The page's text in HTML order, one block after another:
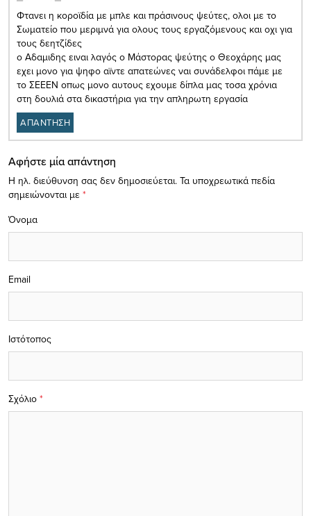
Φτανει η κοροϊδία με μπλε και πράσινους ψεύτες, ολοι με το
Σωματείο που μεριμνά για ολους τους εργαζόμενους και οχι για
τους δεητζίδες
ο Αδαμιδης ειναι λαγός ο Μάστορας ψεύτης ο Θεοχάρης μας
εχει μονο για ψηφο αϊντε απατεώνες ναι συνάδελφοι πάμε με
το ΣΕΕΕΝ οπως μονο αυτους εχουμε δίπλα μας τοσα χρόνια
στη δουλιά στα δικαστήρια για την απληρωτη εργασία
ΑΠΑΝΤΗΣΗ
Αφήστε μία απάντηση
Η ηλ. διεύθυνση σας δεν δημοσιεύεται. Τα υποχρεωτικά πεδία
σημειώνονται με *
Σχόλιο *
Όνομα
Email
Ιστότοπος